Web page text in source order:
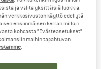
Kompass
ja valita yksittäisiä luokkia.
verkkosivuston käyttö edellytä
sen ensimmäisen kerran milloin
kohdasta ”Evästeasetukset”.
maihin tapahtuvan